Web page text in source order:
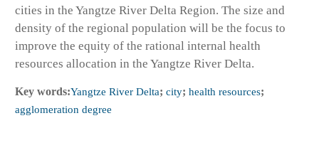
cities in the Yangtze River Delta Region. The size and
density of the regional population will be the focus to
improve the equity of the rational internal health
resources allocation in the Yangtze River Delta.
Key words:Yangtze River Delta; city; health resources;
agglomeration degree